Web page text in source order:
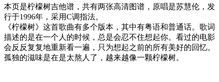
本页是柠檬树吉他谱，共有两张高清图谱，原唱是苏慧伦，发
行于1996年，采用C调指法。
《柠檬树》这首歌曲有多个版本，其中有粤语和普通话。歌词
描述的是在一个人的时候，总是会忍不住想起你。看过的电影
会反反复复地重新看一遍，只为想起之前的所有美好的回忆。
孤独的滋味是在是太熬人了，越来越像一颗柠檬树。